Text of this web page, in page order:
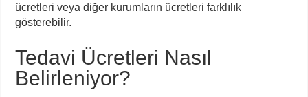
ücretleri veya diğer kurumların ücretleri farklılık
gösterebilir.
Tedavi Ücretleri Nasıl
Belirleniyor?